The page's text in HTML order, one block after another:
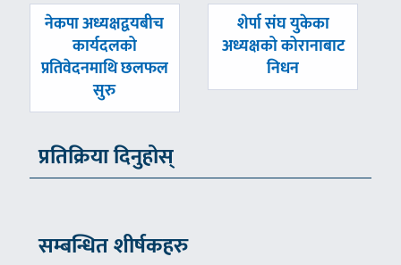
पछिल्लाे
नेकपा अध्यक्षद्वयबीच
कार्यदलको
प्रतिवेदनमाथि छलफल
सुरु
अघिल्लाे
-
शेर्पा संघ युकेका
अध्यक्षको कोरानाबाट
निधन
प्रतिक्रिया दिनुहोस्
सम्बन्धित शीर्षकहरु